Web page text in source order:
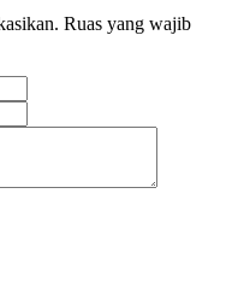
Ruas yang wajib